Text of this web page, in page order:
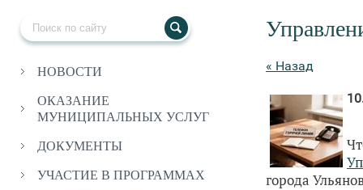
НОВОСТИ
ОКАЗАНИЕ
МУНИЦИПАЛЬНЫХ УСЛУГ
ДОКУМЕНТЫ
УЧАСТИЕ В ПРОГРАММАХ
« Назад
города